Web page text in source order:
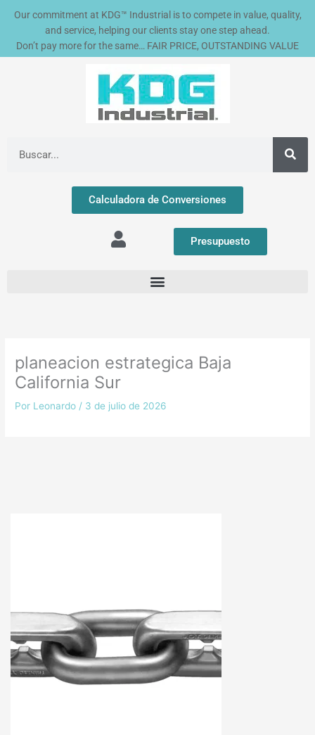
Our commitment at KDG™ Industrial is to compete in value, quality,
and service, helping our clients stay one step ahead.
Don’t pay more for the same… FAIR PRICE, OUTSTANDING VALUE
Calculadora de Conversiones
Presupuesto
planeacion estrategica Baja
California Sur
Por Leonardo / 3 de julio de 2026